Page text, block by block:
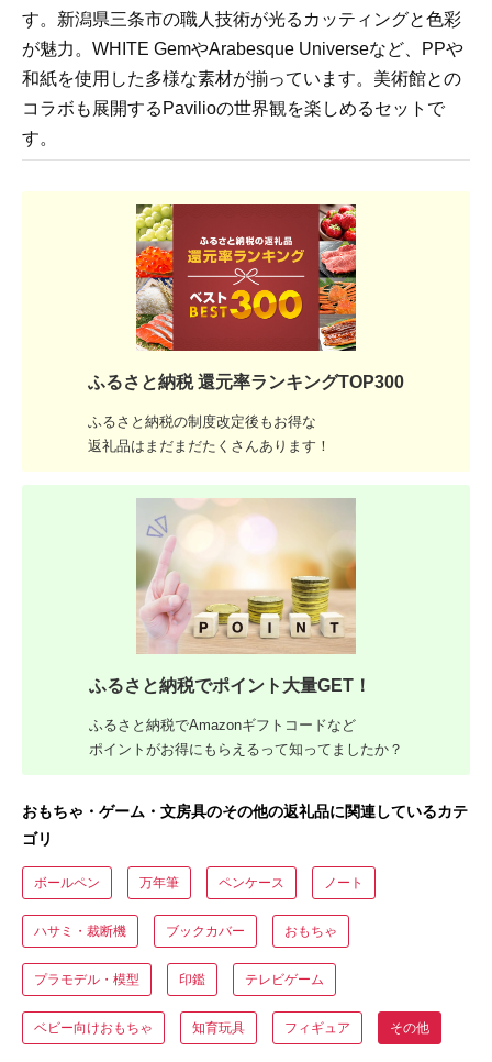
す。新潟県三条市の職人技術が光るカッティングと色彩
が魅力。WHITE GemやArabesque Universeなど、PPや
和紙を使用した多様な素材が揃っています。美術館との
コラボも展開するPavilioの世界観を楽しめるセットで
す。
ふるさと納税 還元率ランキングTOP300
ふるさと納税の制度改定後もお得な
返礼品はまだまだたくさんあります！
ふるさと納税でポイント大量GET！
ふるさと納税でAmazonギフトコードなど
ポイントがお得にもらえるって知ってましたか？
おもちゃ・ゲーム・文房具のその他の返礼品に関連しているカテ
ゴリ
ボールペン 万年筆 ペンケース ノート
ハサミ・裁断機 ブックカバー おもちゃ
プラモデル・模型 印鑑 テレビゲーム
ベビー向けおもちゃ 知育玩具 フィギュア その他